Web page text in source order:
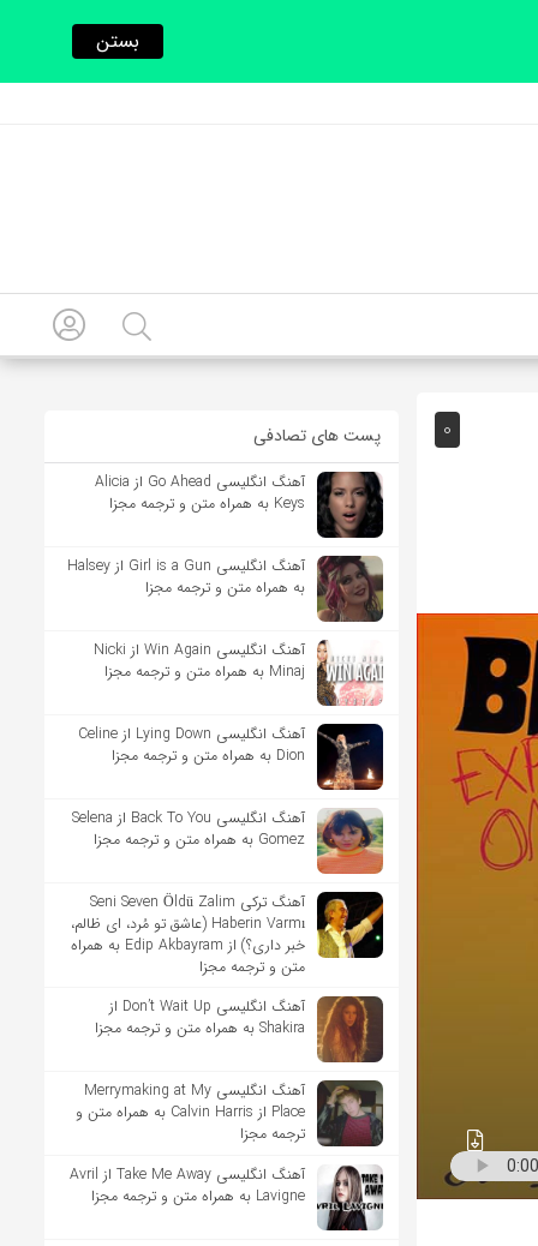
0 پست های تصادفی
آهنگ انگلیسی Go Ahead از Alicia
Keys به همراه متن و ترجمه مجزا
آهنگ انگلیسی Girl is a Gun از Halsey
به همراه متن و ترجمه مجزا
آهنگ انگلیسی Win Again از Nicki
Minaj به همراه متن و ترجمه مجزا
آهنگ انگلیسی Lying Down از Celine
Dion به همراه متن و ترجمه مجزا
آهنگ انگلیسی Back To You از Selena
Gomez به همراه متن و ترجمه مجزا
آهنگ ترکی Seni Seven Öldü Zalim
Haberin Varmı (عاشق تو مُرد، ای ظالم،
خبر داری؟) از Edip Akbayram به همراه
متن و ترجمه مجزا
آهنگ انگلیسی Don’t Wait Up از
Shakira به همراه متن و ترجمه مجزا
آهنگ انگلیسی Merrymaking at My
Place از Calvin Harris به همراه متن و
ترجمه مجزا
آهنگ انگلیسی Take Me Away از Avril
Lavigne به همراه متن و ترجمه مجزا
بستن